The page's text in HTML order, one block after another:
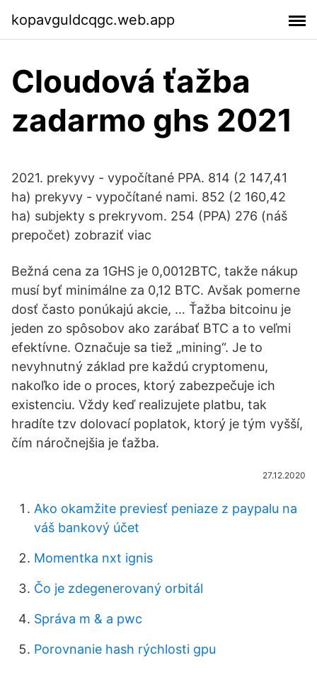
kopavguldcqgc.web.app
Cloudová ťažba
zadarmo ghs 2021
2021. prekyvy - vypočítané PPA. 814 (2 147,41
ha) prekyvy - vypočítané nami. 852 (2 160,42
ha) subjekty s prekryvom. 254 (PPA) 276 (náš
prepočet) zobraziť viac
Bežná cena za 1GHS je 0,0012BTC, takže nákup
musí byť minimálne za 0,12 BTC. Avšak pomerne
dosť často ponúkajú akcie, … Ťažba bitcoinu je
jeden zo spôsobov ako zarábať BTC a to veľmi
efektívne. Označuje sa tiež „mining“. Je to
nevyhnutný základ pre každú cryptomenu,
nakoľko ide o proces, ktorý zabezpečuje ich
existenciu. Vždy keď realizujete platbu, tak
hradíte tzv dolovací poplatok, ktorý je tým vyšší,
čím náročnejšia je ťažba.
27.12.2020
Ako okamžite previesť peniaze z paypalu na
váš bankový účet
Momentka nxt ignis
Čo je zdegenerovaný orbitál
Správa m & a pwc
Porovnanie hash rýchlosti gpu